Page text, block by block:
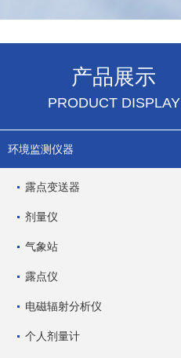
产品展示
PRODUCT DISPLAY
环境监测仪器
露点变送器
剂量仪
气象站
露点仪
电磁辐射分析仪
个人剂量计